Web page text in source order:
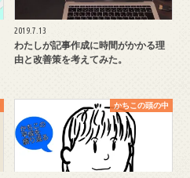
2019.7.13
わたしが記事作成に時間がかかる理
由と改善策を考えてみた。
かちこの頭の中